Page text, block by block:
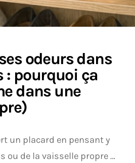
odeurs dans
: pourquoi ça
dans une
un placard en pensant y
ou de la vaisselle propre …